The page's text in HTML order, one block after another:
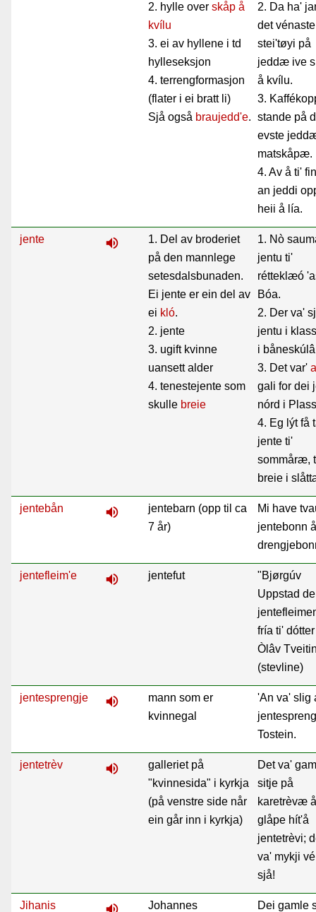
2. hylle over skåp å
kvílu
3. ei av hyllene i td
hylleseksjon
4. terrengformasjon
(flater i ei bratt li)
Sjå også braujedd'e.
2. Da ha'
det vénaste
stei'tøyi på
jeddæ ive
å kvílu.
3.
stande på
evste
matskåpæ.
4. Av å ti'
an jeddi
heii å lía.
jente volume_up
1. Del av broderiet
på den mannlege
setesdalsbunaden.
Ei jente er ein del av
ei kló.
2. jente
3. ugift kvinne
uansett alder
4. tenestejente som
skulle breie
1. Nò
jentu ti'
rétteklæó
Bóa.
2. Der va'
jentu i
i
3. Det var'
gali for dei
nórd i
4. Eg lýt få
jente ti'
sommåræ,
breie i
jentebån volume_up
jentebarn (opp til ca
7 år)
Mi have
jentebonn
jentefleim'e volume_up jentefut
"Bjørgúv
Uppstad
fría ti'
Òlâv
(stevline)
jentesprengje volume_up
mann som er
kvinnegal
'An va' slig
Tostein.
jentetrèv volume_up
galleriet på
"kvinnesida" i kyrkja
(på venstre side når
ein går inn i kyrkja)
Det va'
sitje på
karetrèvæ å
glåpe hít'å
jentetrèvi;
va' mykji
sjå!
Jihanis Johannes Dei gamle